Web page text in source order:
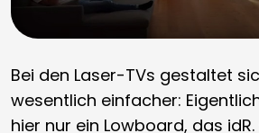
Bei den Laser-TVs gestaltet
wesentlich einfacher:
hier nur ein Lowboard, das